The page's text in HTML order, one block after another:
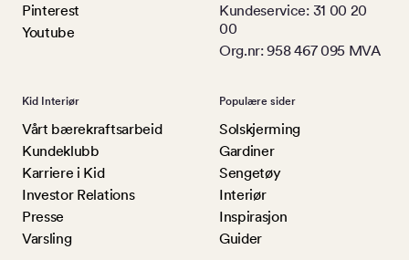
Pinterest
Youtube
Kundeservice: 31 00 20
00
Org.nr: 958 467 095 MVA
Kid Interiør
Vårt bærekraftsarbeid
Kundeklubb
Karriere i Kid
Investor Relations
Presse
Varsling
Populære sider
Solskjerming
Gardiner
Sengetøy
Interiør
Inspirasjon
Guider